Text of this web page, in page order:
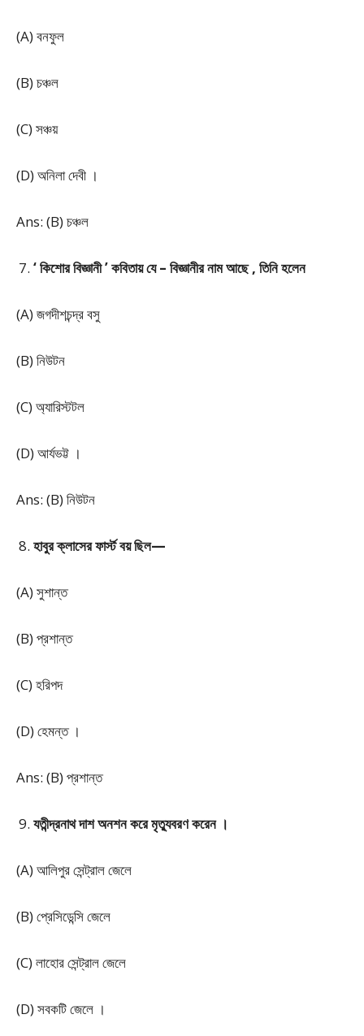
(A) বনফুল
(B) চঞ্চল
(C) সঞ্চয়
(D) অনিলা দেবী ।
Ans: (B) চঞ্চল
‘ কিশোর বিজ্ঞানী ’ কবিতায় যে – বিজ্ঞানীর নাম আছে , তিনি হলেন
(A) জগদীশচন্দ্র বসু
(B) নিউটন
(C) অ্যারিস্টটল
(D) আর্যভট্ট ।
Ans: (B) নিউটন
হাবুর ক্লাসের ফার্স্ট বয় ছিল—
(A) সুশান্ত
(B) প্রশান্ত
(C) হরিপদ
(D) হেমন্ত ।
Ans: (B) প্রশান্ত
যতীন্দ্রনাথ দাশ অনশন করে মৃত্যুবরণ করেন ।
(A) আলিপুর সেন্ট্রাল জেলে
(B) প্রেসিডেন্সি জেলে
(C) লাহোর সেন্ট্রাল জেলে
(D) সবকটি জেলে ।